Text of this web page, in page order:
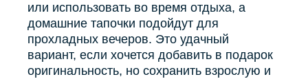
или использовать во время отдыха, а
домашние тапочки подойдут для
прохладных вечеров. Это удачный
вариант, если хочется добавить в подарок
оригинальность, но сохранить взрослую и